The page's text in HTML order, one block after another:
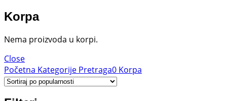
Korpa
Nema proizvoda u korpi.
Close
Početna Kategorije Pretraga0 Korpa